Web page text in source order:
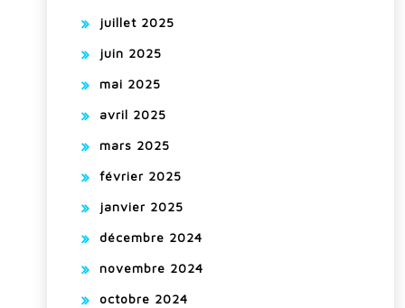
juillet 2025
juin 2025
mai 2025
avril 2025
mars 2025
février 2025
janvier 2025
décembre 2024
novembre 2024
octobre 2024